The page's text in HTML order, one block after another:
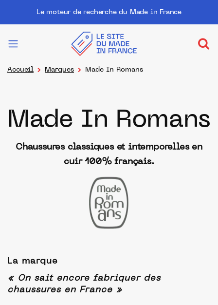
Le moteur de recherche du Made in France
Accueil Marques Made In Romans
Made In Romans
Chaussures classiques et intemporelles en
cuir 100% français.
La marque
« On sait encore fabriquer des
chaussures en France »